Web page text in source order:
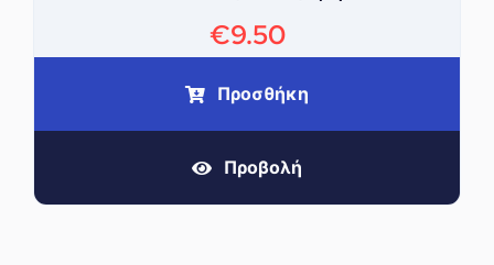
€9.50
Προσθήκη
Προβολή